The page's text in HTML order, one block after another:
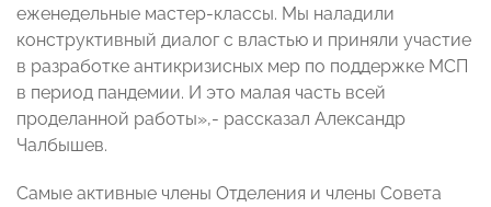
еженедельные мастер-классы. Мы наладили
конструктивный диалог с властью и приняли участие
в разработке антикризисных мер по поддержке МСП
в период пандемии. И это малая часть всей
проделанной работы»,- рассказал Александр
Чалбышев.
Самые активные члены Отделения и члены Совета